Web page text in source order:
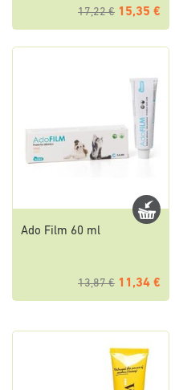
17,22 € 15,35 €
Ado Film 60 ml
13,87 € 11,34 €